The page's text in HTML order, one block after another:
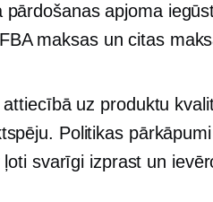
apjoma
maksas un citas
uz produktu
Politikas
svarīgi izprast un